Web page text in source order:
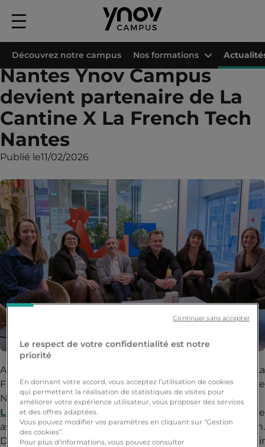
Menu
principal
Nantes Ynov Campus
devient partenaire de La
Cantine X La French Tech
Nantes
Publié le11/02/2026
Découvrez notre campus Nos formations
Acteur majeur du territoire ligérien, La Cantine X La
French Tech Nantes devient un partenaire clé de
Nantes Ynov Campus. Retour sur ce partenariat.
La Cantine X La French Tech Nantes
est une
association majeure de l’écosystème nantais et ligérien.
Depuis 2008, l’objectif est clair : agiter, animer, accueillir
Le respect de votre confidentialité est notre
priorité
En donnant votre accord, vous acceptez l’utilisation de cookies
qui permettent la réalisation de statistiques de visites pour
améliorer votre expérience utilisateur, vous proposer des services
et des offres adaptées.
Vous pouvez modifier vos paramètres en cliquant sur “Gestion
des cookies”.
Pour plus d’informations, vous pouvez consulter
Continuer sans accepter